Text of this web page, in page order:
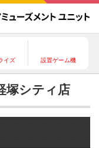
イズ 設置ゲーム機
塚シティ店